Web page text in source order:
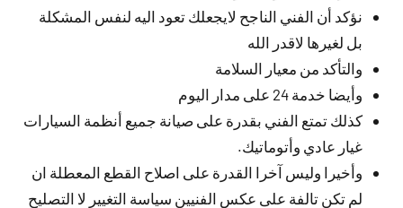
نؤكد أن الفني الناجح لايجعلك تعود اليه لنفس المشكلة
بل لغيرها لاقدر الله
والتأكد من معيار السلامة
وأيضا خدمة 24 على مدار اليوم
كذلك تمتع الفني بقدرة على صيانة جميع أنظمة السيارات
غيار عادي وأتوماتيك.
وأخيرا وليس آخرا القدرة على اصلاح القطع المعطلة ان
لم تكن تالفة على عكس الفنيين سياسة التغيير لا التصليح